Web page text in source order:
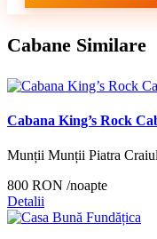
Cabane Similare
Cabana King’s Rock
Munții Munții Piatra
800 RON /noapte
Detalii